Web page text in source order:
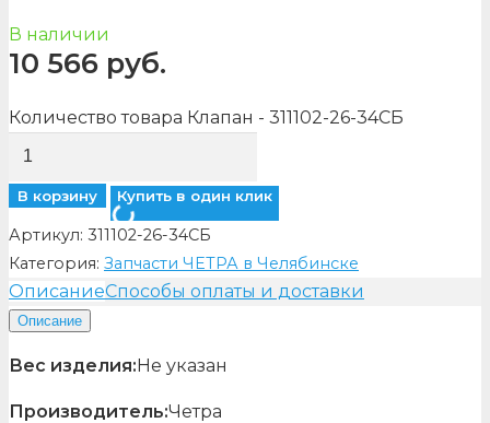
В наличии
10 566 руб.
Количество товара Клапан - 311102-26-34СБ
В корзину Купить в один клик
Артикул: 311102-26-34СБ
Категория: Запчасти ЧЕТРА в Челябинске
ОписаниеСпособы оплаты и доставки
Описание
Вес изделия:Не указан
Производитель:Четра